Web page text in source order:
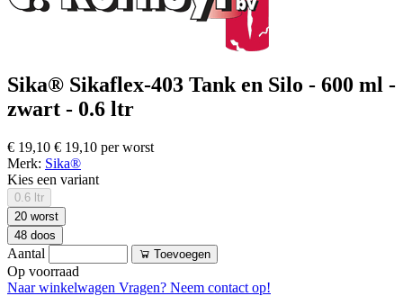
Sika® Sikaflex-403 Tank en Silo - 600 ml -
zwart - 0.6 ltr
€ 19,10 € 19,10 per worst
Merk: Sika®
Kies een variant
0.6 ltr
20 worst
48 doos
Aantal Toevoegen
Op voorraad
Naar winkelwagen Vragen? Neem contact op!